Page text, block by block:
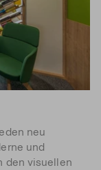
neu
und
den visuellen